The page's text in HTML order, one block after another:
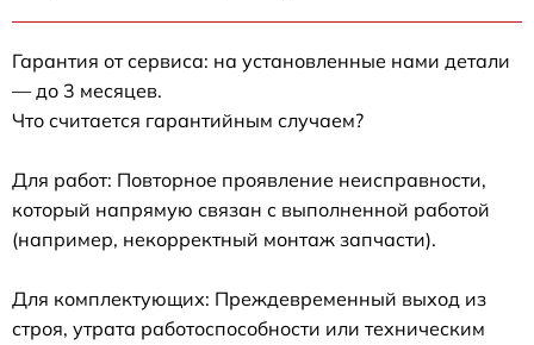
Гарантия от сервиса: на установленные нами детали
— до 3 месяцев.
Что считается гарантийным случаем?
Для работ: Повторное проявление неисправности,
который напрямую связан с выполненной работой
(например, некорректный монтаж запчасти).
Для комплектующих: Преждевременный выход из
строя, утрата работоспособности или техническим